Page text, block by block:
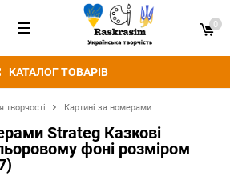
КАТАЛОГ ТОВАРІВ
0
творчості Картині за номерами
Strateg Казкові
фоні розміром